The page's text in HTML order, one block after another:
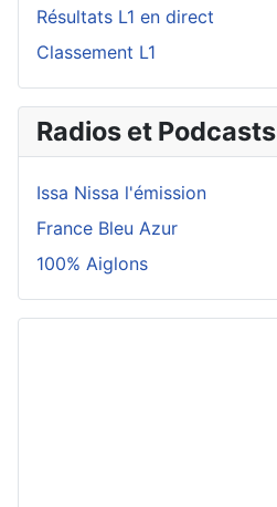
Résultats L1 en direct
Classement L1
Radios et Podcasts
Issa Nissa l'émission
France Bleu Azur
100% Aiglons